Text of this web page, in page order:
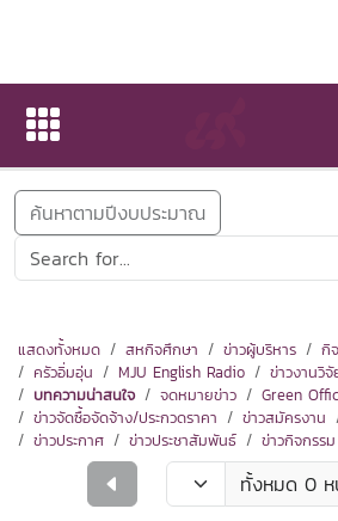
ข่าวสารกิจกรรม
ค้นหาตามปีงบประมาณ
แสดงทั้งหมด สหกิจศึกษา ข่าวผู้บริหาร
กิ
ครัวอิ่มอุ่น
MJU English Radio ข่าวงานวิจั
บทความน่าสนใจ
จดหมายข่าว
Green
ข่าวจัดซื้อจัดจ้าง/ประกวดราคา
ข่าวสมัครงาน
ข่าวประกาศ
ข่าวประชาสัมพันธ์ ข่าวกิจกรรม
ทั้งหมด 0 ห